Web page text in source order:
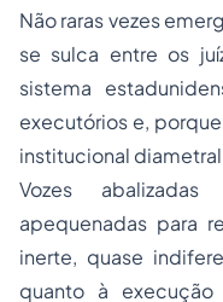
Não raras vezes
se sulca entre os
sistema
executórios e,
institucional
Vozes
apequenadas para
inerte, quase
quanto à